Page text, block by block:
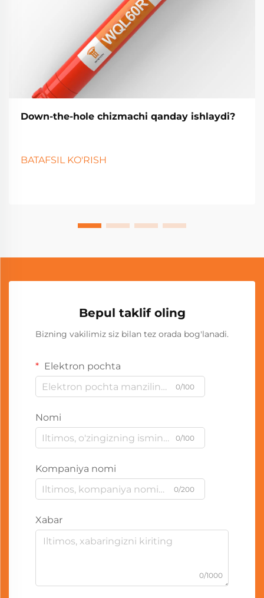
Down-the-hole chizmachi qanday ishlaydi?
BATAFSIL KO'RISH
Bepul taklif oling
Bizning vakilimiz siz bilan tez orada bog'lanadi.
Elektron pochta
0/100
Nomi
0/100
Kompaniya nomi
0/200
Xabar
0/1000